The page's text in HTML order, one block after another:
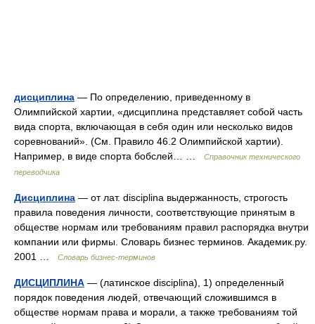
дисциплина — По определению, приведенному в
Олимпийской хартии, «дисциплина представляет собой часть
вида спорта, включающая в себя один или несколько видов
соревнований». (См. Правило 46.2 Олимпийской хартии).
Например, в виде спорта бобслей… …
Справочник технического
переводчика
Дисциплина — от лат. disciplina выдержанность, строгость
правила поведения личности, соответствующие принятым в
обществе нормам или требованиям правил распорядка внутри
компании или фирмы. Словарь бизнес терминов. Академик.ру.
2001 …
Словарь бизнес-терминов
ДИСЦИПЛИНА — (латинское disciplina), 1) определенный
порядок поведения людей, отвечающий сложившимся в
обществе нормам права и морали, а также требованиям той